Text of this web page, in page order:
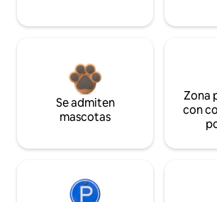
Se admiten
mascotas
Zona
con